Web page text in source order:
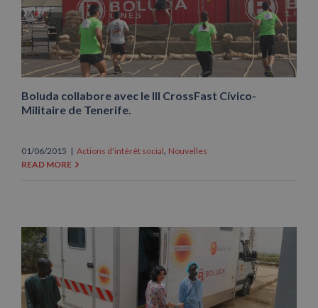
Boluda collabore avec le III CrossFast Cívico-
Militaire de Tenerife.
01/06/2015 | Actions d'intérêt social, Nouvelles
READ MORE